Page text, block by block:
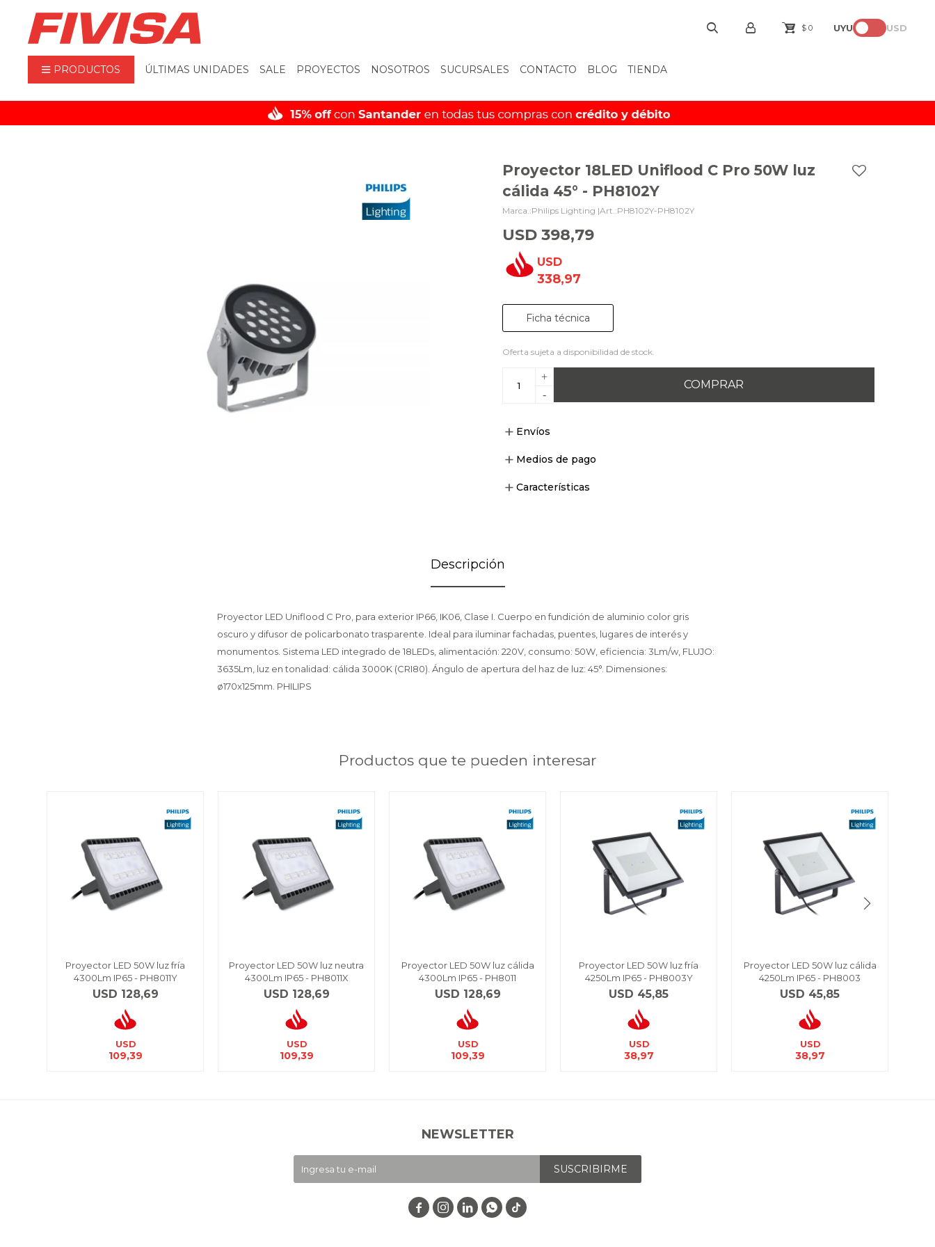
PRODUCTOS ÚLTIMAS UNIDADES SALE PROYECTOS NOSOTROS SUCURSALES CONTACTO BLOG TIENDA
$ 0 UYU USD
Proyector 18LED Uniflood C Pro 50W luz
cálida 45° - PH8102Y
Philips Lighting | PH8102Y-PH8102Y
USD 398,79
USD
338,97
Ficha técnica
Oferta sujeta a disponibilidad de stock.
+
-
COMPRAR
Envíos
Medios de pago
Características
Descripción
Proyector LED Uniflood C Pro, para exterior IP66, IK06, Clase I. Cuerpo en fundición de aluminio color gris
oscuro y difusor de policarbonato trasparente. Ideal para iluminar fachadas, puentes, lugares de interés y
monumentos. Sistema LED integrado de 18LEDs, alimentación: 220V, consumo: 50W, eficiencia: 3Lm/w, FLUJO:
3635Lm, luz en tonalidad: cálida 3000K (CRI80). Ángulo de apertura del haz de luz: 45°. Dimensiones:
ø170x125mm. PHILIPS
Productos que te pueden interesar
Proyector LED 50W luz fría
4300Lm IP65 - PH8011Y
USD 128,69
USD
109,39
Proyector LED 50W luz neutra
4300Lm IP65 - PH8011X
USD 128,69
USD
109,39
Proyector LED 50W luz cálida
4300Lm IP65 - PH8011
USD 128,69
USD
109,39
Proyector LED 50W luz fría
4250Lm IP65 - PH8003Y
USD 45,85
USD
38,97
Proyector LED 50W luz cálida
4250Lm IP65 - PH8003
USD 45,85
USD
38,97
NEWSLETTER
SUSCRIBIRME
   